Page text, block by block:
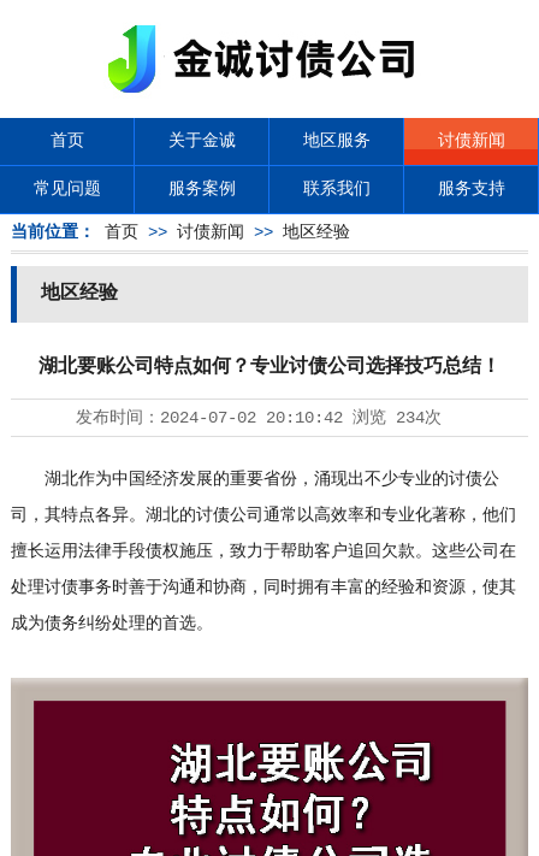
首页 关于金诚 地区服务 讨债新闻
常见问题 服务案例 联系我们 服务支持
当前位置： 首页 >> 讨债新闻 >> 地区经验
地区经验
湖北要账公司特点如何？专业讨债公司选择技巧总结！
发布时间： 2024-07-02 20:10:42浏览 234次
湖北作为中国经济发展的重要省份，涌现出不少专业的讨债公
司
，其特点各异。湖北的讨债公司通常以高效率和专业化著称，他们
擅长运用法律手段债权施压，致力于帮助客户追回欠款。这些公司在
处理讨债事务时善于沟通和协商，同时拥有丰富的经验和资源，使其
成为债务纠纷处理的首选。